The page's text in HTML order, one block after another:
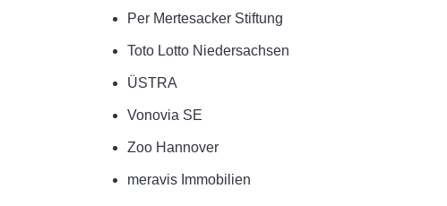
Per Mertesacker Stiftung
Toto Lotto Niedersachsen
ÜSTRA
Vonovia SE
Zoo Hannover
meravis Immobilien